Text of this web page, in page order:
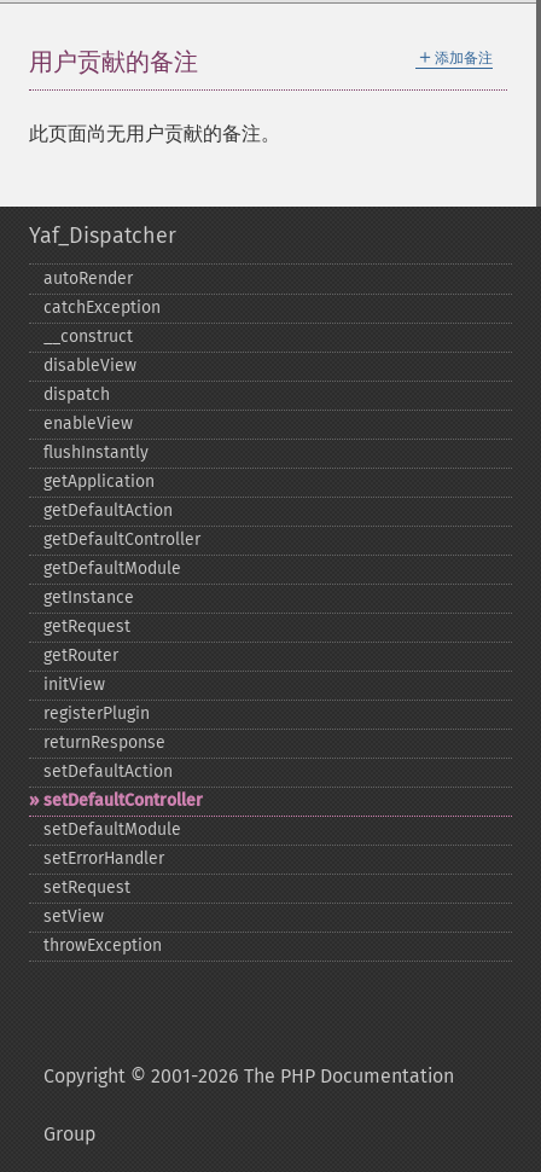
＋ 添加备注
用户贡献的备注
此页面尚无用户贡献的备注。
Yaf_Dispatcher
autoRender
catchException
_​_​construct
disableView
dispatch
enableView
flushInstantly
getApplication
getDefaultAction
getDefaultController
getDefaultModule
getInstance
getRequest
getRouter
initView
registerPlugin
returnResponse
setDefaultAction
setDefaultController
setDefaultModule
setErrorHandler
setRequest
setView
throwException
Copyright © 2001-2026 The PHP Documentation
Group